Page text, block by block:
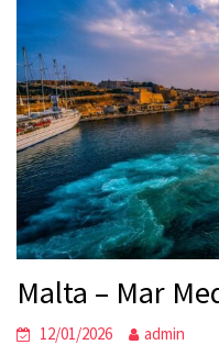
Malta – Mar
12/01/2026 admin